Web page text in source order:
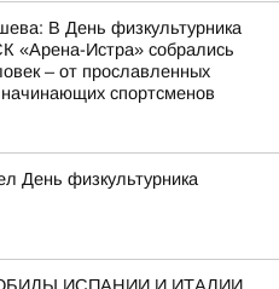
В День физкультурника
«Арена-Истра» собрались
– от прославленных
спортсменов
День физкультурника